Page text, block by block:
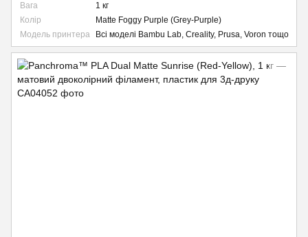
Вага
1 кг
Колір
Matte Foggy Purple (Grey-Purple)
Модель принтера
Всі моделі Bambu Lab, Creality, Prusa, Voron тощо